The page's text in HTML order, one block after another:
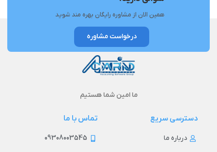
همین الان از مشاوره رایگان بهره مند شوید
درخواست مشاوره
ما امین شما هستیم
دسترسی سریع
درباره ما
تماس با ما
09308003545